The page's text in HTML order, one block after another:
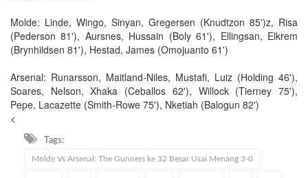
Molde: Linde, Wingo, Sinyan, Gregersen (Knudtzon 85')z, Risa
(Pederson 81'), Aursnes, Hussain (Boly 61'), Ellingsan, Elkrem
(Brynhildsen 81'), Hestad, James (Omojuanto 61')
Arsenal: Runarsson, Maitland-Niles, Mustafi, Luiz (Holding 46'),
Soares, Nelson, Xhaka (Ceballos 62'), Willock (Tierney 75'),
Pepe, Lacazette (Smith-Rowe 75'), Nketiah (Balogun 82')
<
Tags:
Molde Vs Arsenal: The Gunners ke 32 Besar Usai Menang 3-0